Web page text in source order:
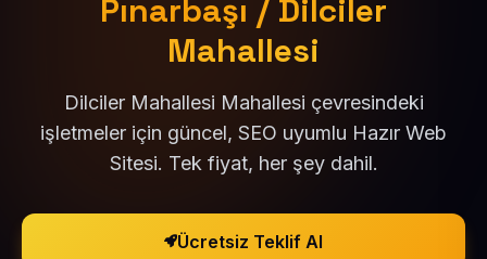
Pınarbaşı / Dilciler
Mahallesi
Dilciler Mahallesi Mahallesi çevresindeki
işletmeler için güncel, SEO uyumlu Hazır Web
Sitesi. Tek fiyat, her şey dahil.
Ücretsiz Teklif Al